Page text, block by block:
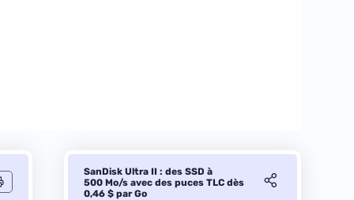
SanDisk Ultra II : des SSD à
500 Mo/s avec des puces TLC dès
0,46 $ par Go